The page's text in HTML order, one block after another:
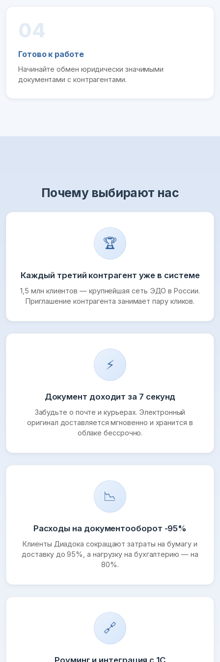
04
Готово к работе
Начинайте обмен юридически значимыми
документами с контрагентами.
Почему выбирают нас
🏆
Каждый третий контрагент уже в системе
1,5 млн клиентов — крупнейшая сеть ЭДО в России.
Приглашение контрагента занимает пару кликов.
⚡
Документ доходит за 7 секунд
Забудьте о почте и курьерах. Электронный
оригинал доставляется мгновенно и хранится в
облаке бессрочно.
📉
Расходы на документооборот -95%
Клиенты Диадока сокращают затраты на бумагу и
доставку до 95%, а нагрузку на бухгалтерию — на
80%.
🔗
Роуминг и интеграция с 1С